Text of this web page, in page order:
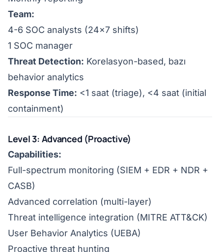
Team:
4-6 SOC analysts (24x7 shifts)
1 SOC manager
Threat Detection: Korelasyon-based, bazı
behavior analytics
Response Time: <1 saat (triage), <4 saat (initial
containment)
Level 3: Advanced (Proactive)
Capabilities:
Full-spectrum monitoring (SIEM + EDR + NDR +
CASB)
Advanced correlation (multi-layer)
Threat intelligence integration (MITRE ATT&CK)
User Behavior Analytics (UEBA)
Proactive threat hunting